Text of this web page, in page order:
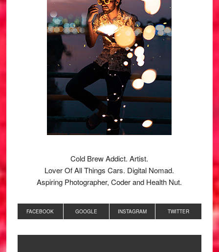
Cold Brew Addict. Artist.
Lover Of All Things Cars. Digital Nomad.
Aspiring Photographer, Coder and Health Nut.
FACEBOOK GOOGLE INSTAGRAM TWITTER